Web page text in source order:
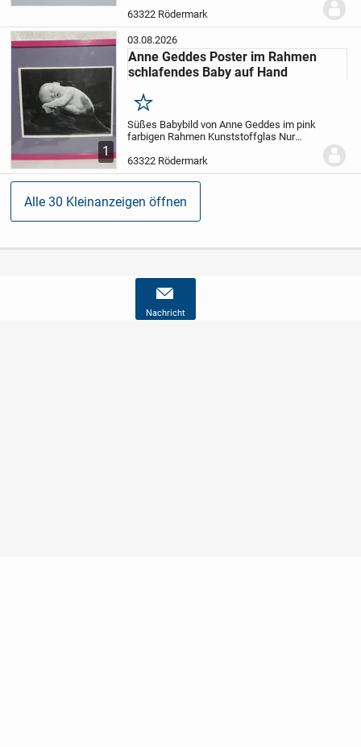
Nachricht
63322 Rödermark
1
03.08.2026
Anne Geddes Poster im Rahmen
schlafendes Baby auf Hand
Merken
Süßes Babybild von Anne Geddes im pink
farbigen RahmenKunststoffglas Nur
63322 Rödermark
Alle 30 Kleinanzeigen öffnen